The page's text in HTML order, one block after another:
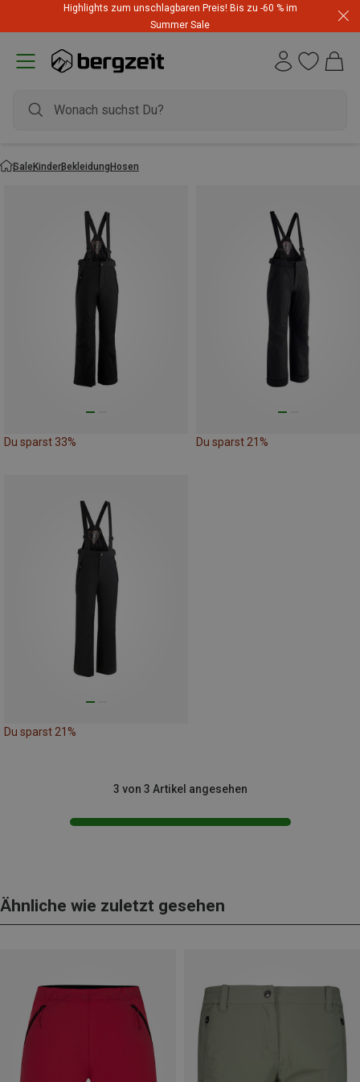
Highlights zum unschlagbaren Preis! Bis zu -60 % im
Summer Sale
SaleKinderBekleidungHosen
Du sparst 33% Du sparst 21%
Du sparst 21%
3 von 3 Artikel angesehen
Ähnliche wie zuletzt gesehen